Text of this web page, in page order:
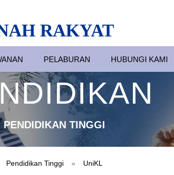
RAKYAT
PELABURAN HUBUNGI KAMI
PENDIDIKAN TINGGI
Pendidikan Tinggi » UniKL